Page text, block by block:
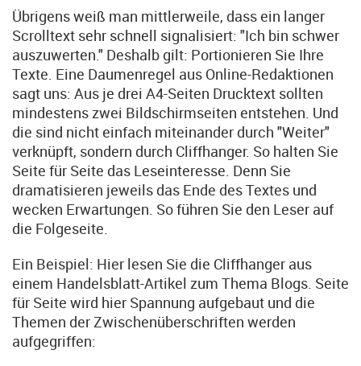
Übrigens weiß man mittlerweile, dass ein langer
Scrolltext sehr schnell signalisiert: "Ich bin schwer
auszuwerten." Deshalb gilt: Portionieren Sie Ihre
Texte. Eine Daumenregel aus Online-Redaktionen
sagt uns: Aus je drei A4-Seiten Drucktext sollten
mindestens zwei Bildschirmseiten entstehen. Und
die sind nicht einfach miteinander durch "Weiter"
verknüpft, sondern durch Cliffhanger. So halten Sie
Seite für Seite das Leseinteresse. Denn Sie
dramatisieren jeweils das Ende des Textes und
wecken Erwartungen. So führen Sie den Leser auf
die Folgeseite.
Ein Beispiel: Hier lesen Sie die Cliffhanger aus
einem Handelsblatt-Artikel zum Thema Blogs. Seite
für Seite wird hier Spannung aufgebaut und die
Themen der Zwischenüberschriften werden
aufgegriffen: